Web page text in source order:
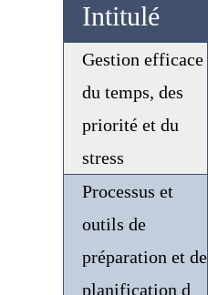
Intitulé
Gestion efficace
du temps, des
priorité et du
stress
Processus et
outils de
préparation et de
planification d